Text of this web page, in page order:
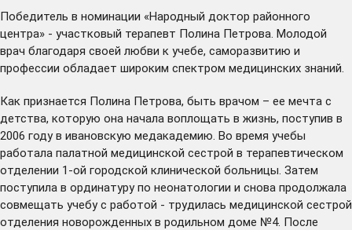
Победитель в номинации «Народный доктор районного
центра» - участковый терапевт Полина Петрова. Молодой
врач благодаря своей любви к учебе, саморазвитию и
профессии обладает широким спектром медицинских знаний.
Как признается Полина Петрова, быть врачом – ее мечта с
детства, которую она начала воплощать в жизнь, поступив в
2006 году в ивановскую медакадемию. Во время учебы
работала палатной медицинской сестрой в терапевтическом
отделении 1-ой городской клинической больницы. Затем
поступила в ординатуру по неонатологии и снова продолжала
совмещать учебу с работой - трудилась медицинской сестрой
отделения новорожденных в родильном доме №4. После